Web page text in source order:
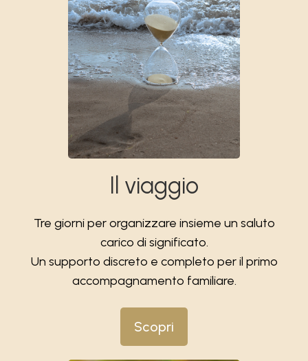
Il viaggio
Tre giorni per organizzare insieme un saluto
carico di significato.
Un supporto discreto e completo per il primo
accompagnamento familiare.
Scopri